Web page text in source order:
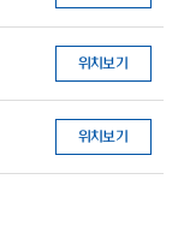
위치보기
위치보기